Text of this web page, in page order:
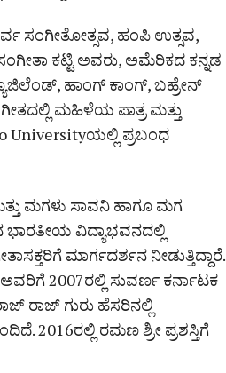
ಸಂಗೀತೋತ್ಸವ, ಹಂಪಿ ಉತ್ಸವ,
ಕಟ್ಟಿ ಅವರು, ಅಮೆರಿಕದ ಕನ್ನಡ
ಹಾಂಗ್ ಕಾಂಗ್, ಬಹ್ರೇನ್
ಮಹಿಳೆಯ ಪಾತ್ರ ಮತ್ತು
Universityಯಲ್ಲಿ ಪ್ರಬಂಧ
ಮಗಳು ಸಾವನಿ ಹಾಗೂ ಮಗ
ವಿದ್ಯಾಭವನದಲ್ಲಿ
ಮಾರ್ಗದರ್ಶನ ನೀಡುತ್ತಿದ್ದಾರೆ.
2007ರಲ್ಲಿ ಸುವರ್ಣ ಕರ್ನಾಟಕ
ರಾಜ್ ಗುರು ಹೆಸರಿನಲ್ಲಿ
2016ರಲ್ಲಿ ರಮಣ ಶ್ರೀ ಪ್ರಶಸ್ತಿಗೆ